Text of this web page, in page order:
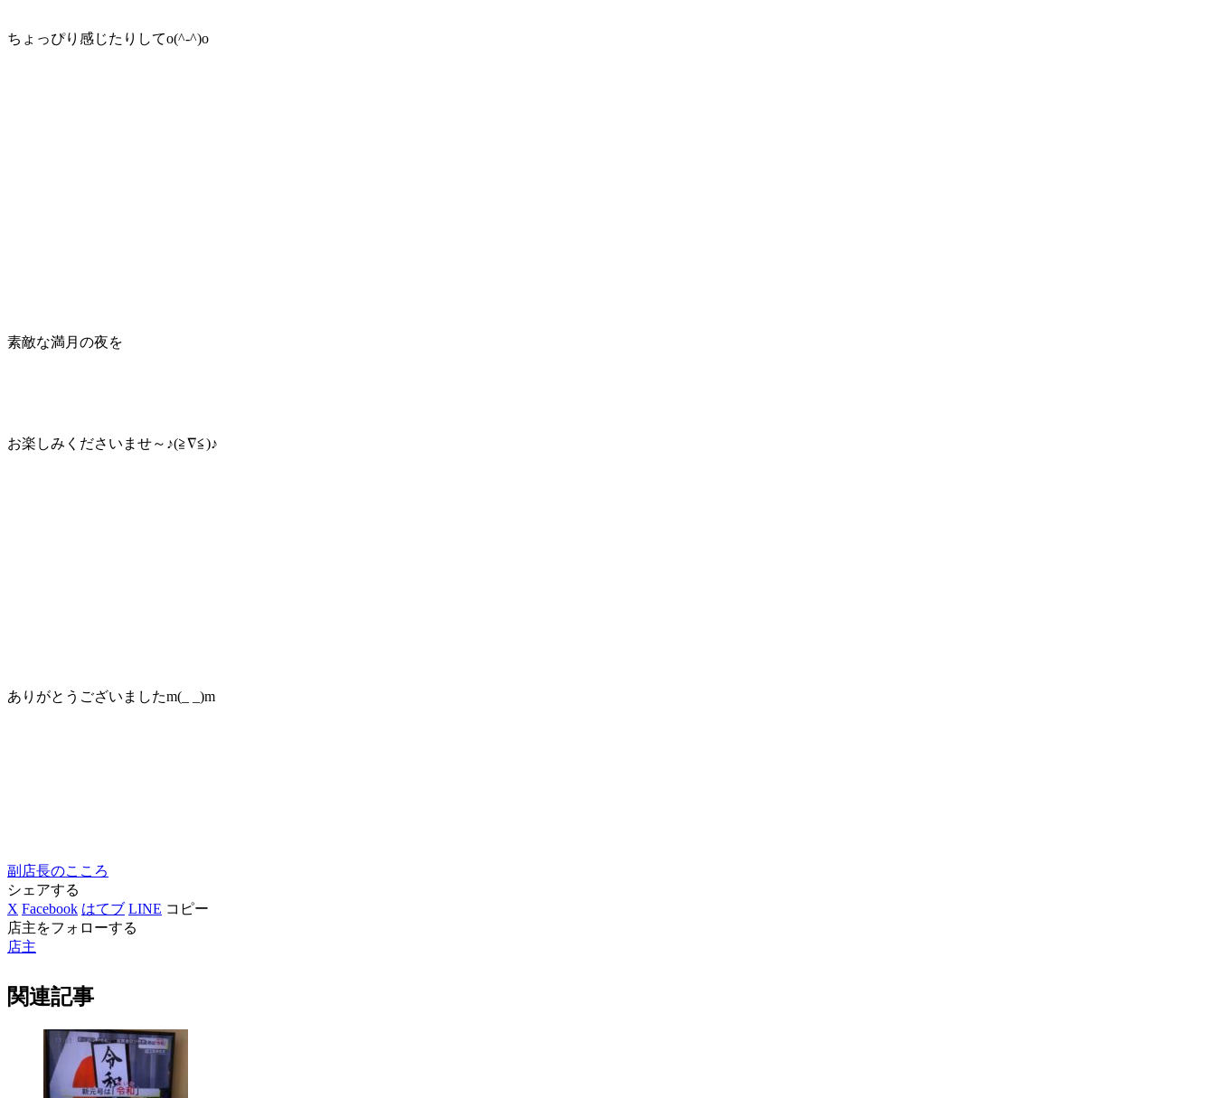
ちょっぴり感じたりしてo(^-^)o
素敵な満月の夜を
お楽しみくださいませ～♪(≧∇≦)♪
ありがとうございましたm(_ _)m
副店長のこころ
シェアする
X Facebook はてブ LINE コピー
店主をフォローする
店主
関連記事